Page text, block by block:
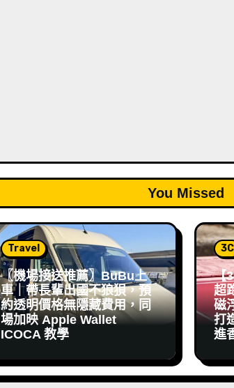
You Missed
Travel
〖機場接送推薦〗BuBu上
車｜帶長輩出國不狼狽，預
約透明價格無隱藏費用，同
場加映 Apple Wallet
ICOCA 教學
3C
【
超
磁
打
進